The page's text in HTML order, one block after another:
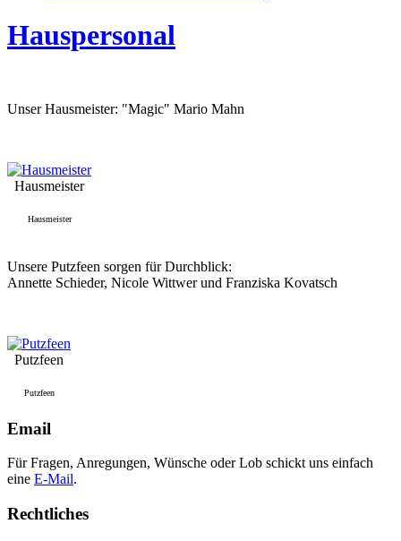
Hauspersonal
Unser Hausmeister: "Magic" Mario Mahn
Hausmeister
Hausmeister
Unsere Putzfeen sorgen für Durchblick:
Annette Schieder, Nicole Wittwer und Franziska Kovatsch
Putzfeen
Putzfeen
Email
Für Fragen, Anregungen, Wünsche oder Lob schickt uns einfach
eine E-Mail.
Rechtliches